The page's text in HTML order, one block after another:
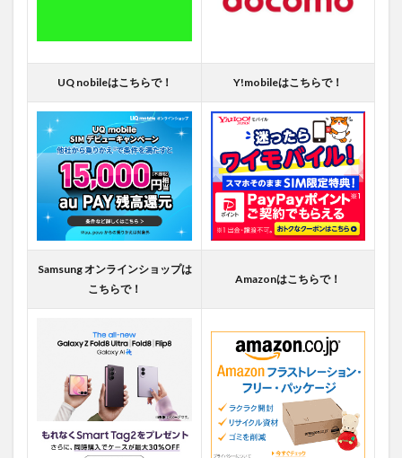
UQ nobileはこちらで！ Y!mobileはこちらで！
Samsung オンラインショップは
こちらで！
Amazonはこちらで！